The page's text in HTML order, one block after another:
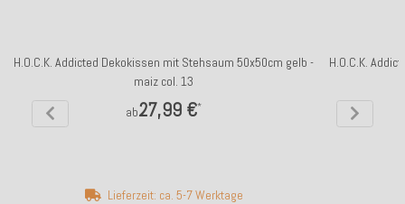
H.O.C.K. Addicted Dekokissen mit Stehsaum 50x50cm gelb -
maiz col. 13
ab27,99 €*
Lieferzeit: ca. 5-7 Werktage
H.O.C.K.